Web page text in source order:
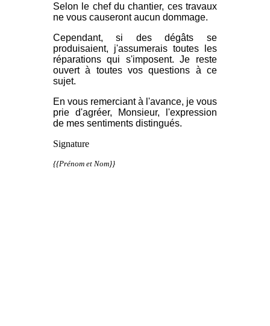
Selon le chef du chantier, ces travaux
ne vous causeront aucun dommage.
Cependant, si des dégâts se
produisaient, j'assumerais toutes les
réparations qui s'imposent. Je reste
ouvert à toutes vos questions à ce
sujet.
En vous remerciant à l'avance, je vous
prie d'agréer, Monsieur, l'expression
de mes sentiments distingués.
Signature
{{Prénom et Nom}}